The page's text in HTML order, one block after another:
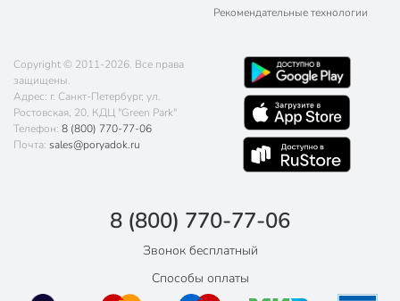
Рекомендательные технологии
Copyright © 2011-2026. Все права
защищены.
Адрес: г. Санкт-Петербург, ул.
Ростовская, 20, КДЦ "Green Park"
Телефон: 8 (800) 770-77-06
Почта: sales@poryadok.ru
8 (800) 770-77-06
Звонок бесплатный
Способы оплаты